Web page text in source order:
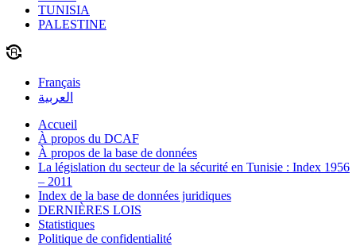
TUNISIA
PALESTINE
Français
العربية
Accueil
À propos du DCAF
À propos de la base de données
La législation du secteur de la sécurité en Tunisie : Index 1956
– 2011
Index de la base de données juridiques
DERNIÈRES LOIS
Statistiques
Politique de confidentialité